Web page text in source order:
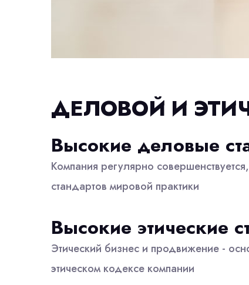
ДЕЛОВОЙ И
Высокие деловые
Компания регулярно
стандартов мировой практики
Высокие этические
Этический бизнес и продвижение -
этическом кодексе компании